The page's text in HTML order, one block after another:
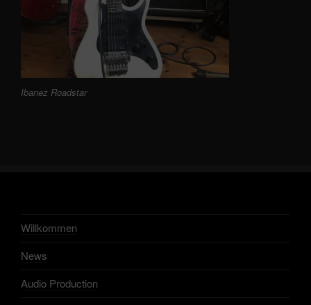
Ibanez Roadstar
Willkommen
News
Audio Production